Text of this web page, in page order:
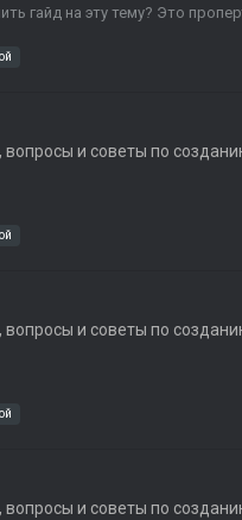
гайд на эту тему? Это
вопросы и советы по
вопросы и советы по
вопросы и советы по